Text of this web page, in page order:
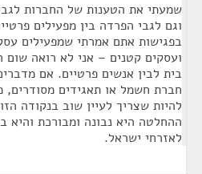
שמעתי את הטענות של החברות
וגם לגבי הפרדה בין מפעילים
בפגישות אתם אמרתי שמפעילים
ועסקים קטנים – אני לא רואה שום
בית לבין אנשים פרטיים. אם
חברת חשמל או תאגידים מסודרים,
להיות שצריך לעיין שוב בנקודה
ההחלטה היא נבונה ומבורכת והיא
לאזרחי ישראל.